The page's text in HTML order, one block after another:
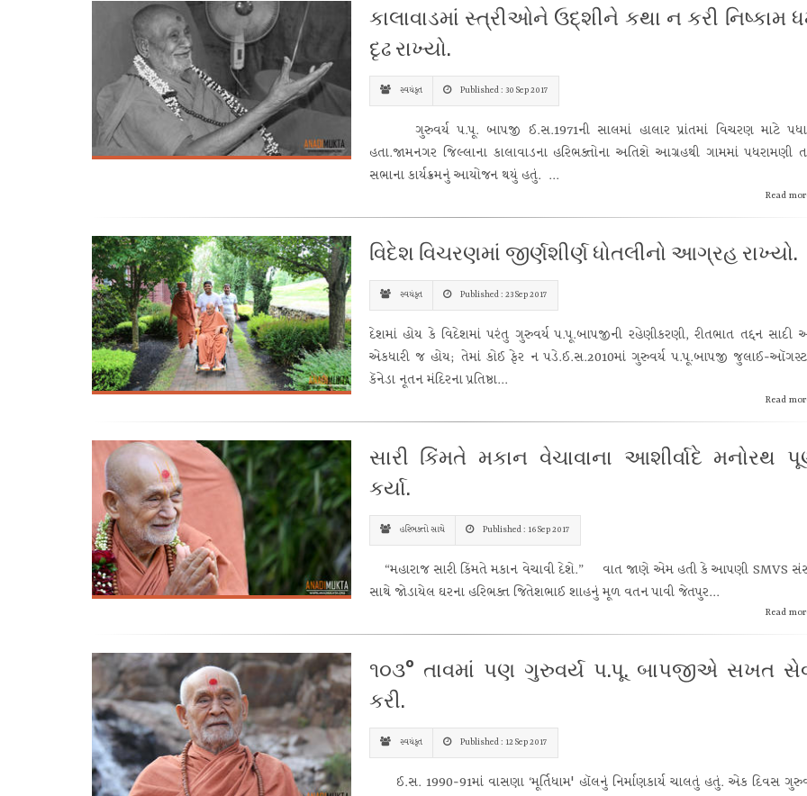
કાલાવાડમાં સ્ત્રીઓને ઉદ્શીને કથા ન કરી નિષ્કામ
દૃઢ રાખ્યો.
સ્વયંકૃત Published : 30 Sep 2017
ગુરુવર્ય પ.પૂ. બાપજી ઈ.સ.1971ની સાલમાં હાલાર પ્રાંતમાં વિચરણ માટે
હતા.જામનગર જિલ્લાના કાલાવાડના હરિભક્તોના અતિશે આગ્રહથી ગામમાં પધરામણી
સભાના કાર્યક્રમનું આયોજન થયું હતું. ...
Read
વિદેશ વિચરણમાં જીર્ણશીર્ણ ધોતલીનો આગ્રહ રાખ્યો.
સ્વયંકૃત Published : 23 Sep 2017
દેશમાં હોય કે વિદેશમાં પરંતુ ગુરુવર્ય પ.પૂ.બાપજીની રહેણીકરણી, રીતભાત તદ્દન સાદી
એકધારી જ હોય; તેમાં કોઈ ફેર ન પડે.ઈ.સ.2010માં ગુરુવર્ય પ.પૂ.બાપજી જુલાઈ-
કૅનેડા નૂતન મંદિરના પ્રતિષ્ઠા...
Read
સારી કિંમતે મકાન વેચાવાના આશીર્વાદે મનોરથ
કર્યા.
હરિભક્તો સાથે Published : 16 Sep 2017
“મહારાજ સારી કિંમતે મકાન વેચાવી દેશે.” વાત જાણે એમ હતી કે આપણી SMVS
સાથે જોડાયેલ ઘરના હરિભક્ત જિતેશભાઈ શાહનું મૂળ વતન પાવી જેતપુર...
Read
૧૦૩° તાવમાં પણ ગુરુવર્ય પ.પૂ. બાપજીએ સખત
કરી.
સ્વયંકૃત Published : 12 Sep 2017
ઈ.સ. 1990-91માં વાસણા ‘મૂર્તિધામ' હૉલનું નિર્માણકાર્ય ચાલતું હતું. એક દિવસ